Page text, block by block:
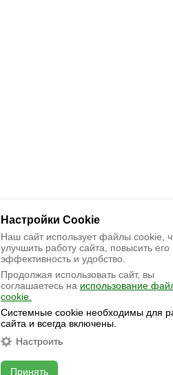
Настройки Cookie
Наш сайт использует файлы cookie,
улучшить работу сайта, повысить его
эффективность и удобство.
Продолжая использовать сайт, вы
соглашаетесь на использование
cookie.
Системные cookie необходимы для
сайта и всегда включены.
Настроить
Принять